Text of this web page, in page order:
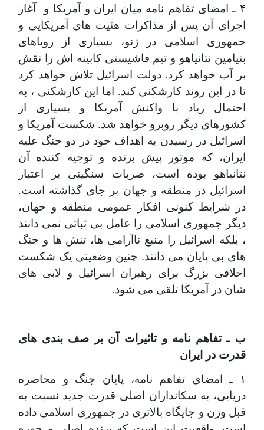
۴ ـ امضای تفاهم نامه میان ایران و آمریکا و
آغاز
اجرای آن پس از مذاکرات هئیت های آمریکایی و
جمهوری اسلامی در ژنو، بسیاری از رویاهای
بنیامین نتانیاهو و تیم فاشیستی کابینه اش را نقش
بر آب خواهد کرد. دولت اسرائیل تلاش خواهد کرد
تا در این روند کارشکنی کند. اما این کارشکنی ، به
احتمال زیاد با واکنش آمریکا و بسیاری از
کشورهای دیگر روبرو خواهد شد. شکست آمریکا و
اسرائیل در رسیدن به اهداف خود در دو جنگ علیه
ایران، که موتور پیش برنده و توجیه کننده آن
نتانیاهو بوده است، ضربات سنگینی بر اعتبار
اسرائیل در منطقه و جهان بر جای گذاشته است.
در شرایط کنونی افکار عمومی منطقه و جهان،
دیگر جمهوری اسلامی را عامل بی ثباتی نمی دانند
، بلکه اسرائیل را منبع ناآرامی ها، تنش ها و جنگ
های بی پایان می دانند. چنین وضعیتی یک شکست
اخلاقی بزرگ برای رهبران اسرائیل و لابی های
شان در آمریکا تلقی می شود.
ب ـ تفاهم نامه و تاثیرات آن بر صف بندی های
قدرت در ایران
۱ ـ امضای تفاهم نامه، پایان جنگ و محاصره
دریایی، به سکانداران اصلی قدرت جدید نسبت به
قبل وزن و جایگاه بالاتری در جمهوری اسلامی داده